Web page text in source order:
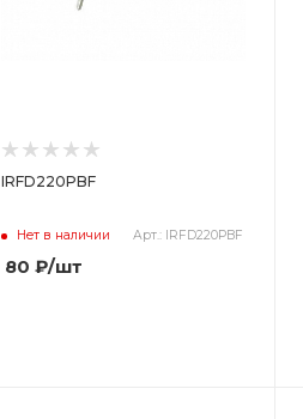
IRFD220PBF
Нет в наличии Арт.: IRFD220PBF
80 ₽/шт